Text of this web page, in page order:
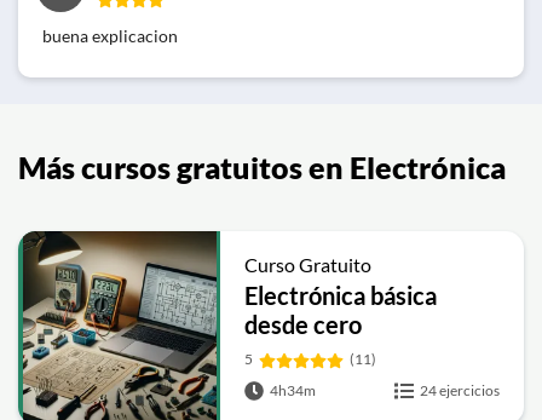
buena explicacion
Más cursos gratuitos en Electrónica
Curso Gratuito
Electrónica básica
desde cero
5
(11)
4h34m
24 ejercicios